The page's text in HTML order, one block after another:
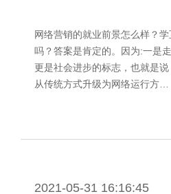
网络营销的就业前景怎么样？
吗？答案是肯定的。因为:一是
更是社会进步的标志，也就是
从传统方式升级为网络运行方…
2021-05-31 16:16:45